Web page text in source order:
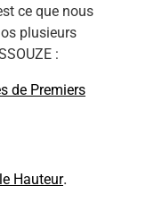
ce que nous
plusieurs
:
de Premiers
Hauteur.